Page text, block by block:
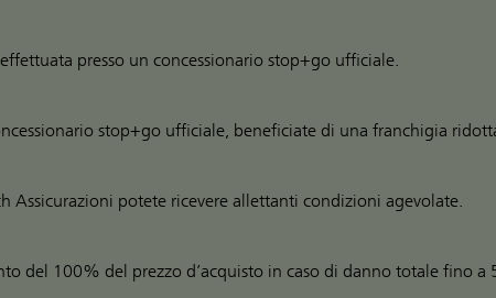
presso un concessionario stop+go ufficiale.
stop+go ufficiale, beneficiate di una franchigia
Assicurazioni potete ricevere allettanti condizioni agevolate.
del 100% del prezzo d’acquisto in caso di danno totale fino a